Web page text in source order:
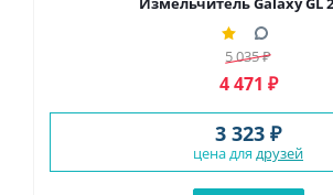
5 035₽
4 471 ₽
3 323 ₽
цена для друзей